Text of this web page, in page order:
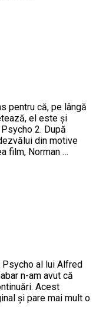
pentru că, pe lângă
el este și
2. După
din motive
film, Norman …
al lui Alfred
n-am avut că
Acest
și pare mai mult o